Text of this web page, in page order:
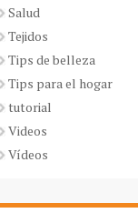
Salud
Tejidos
Tips de belleza
Tips para el hogar
tutorial
Videos
Vídeos